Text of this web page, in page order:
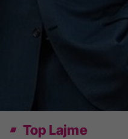
Top Lajme